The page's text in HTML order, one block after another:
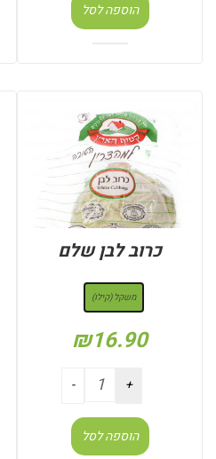
הוספה לסל
כרוב לבן שלם
משקל (קילו)
₪16.90
הוספה לסל